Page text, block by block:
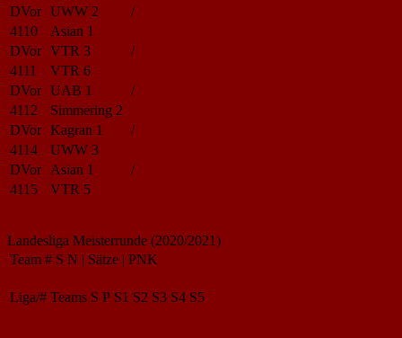
DVor UWW 2
/
4110
Asian 1
DVor VTR 3
/
4111
VTR 6
DVor UAB 1
/
4112
Simmering 2
DVor Kagran 1
/
4114
UWW 3
DVor
Asian 1
/
4115
VTR 5
Landesliga Meisterrunde (2020/2021)
Team # S N | Sätze | PNK
Liga/# Teams S P S1 S2 S3 S4 S5